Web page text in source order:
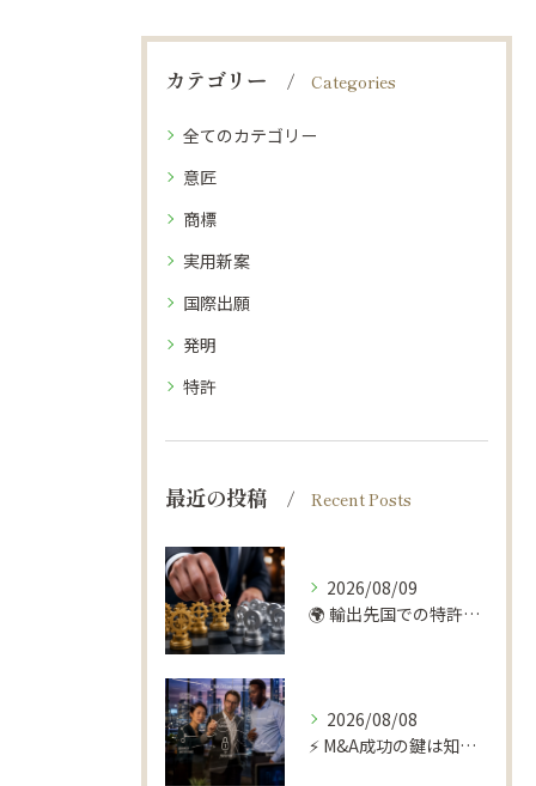
カテゴリー Categories
全てのカテゴリー
意匠
商標
実用新案
国際出願
発明
特許
最近の投稿 Recent Posts
2026/08/09
🌍 輸出先国での特許トラブル、回避できます！🛡️
2026/08/08
⚡️ M&A成功の鍵は知財デューデリにあり！📊